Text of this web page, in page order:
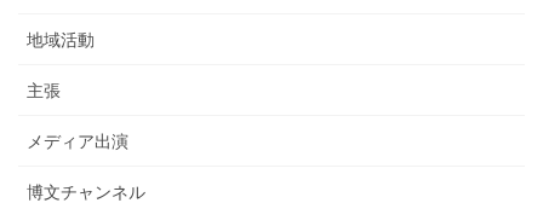
地域活動
主張
メディア出演
博文チャンネル